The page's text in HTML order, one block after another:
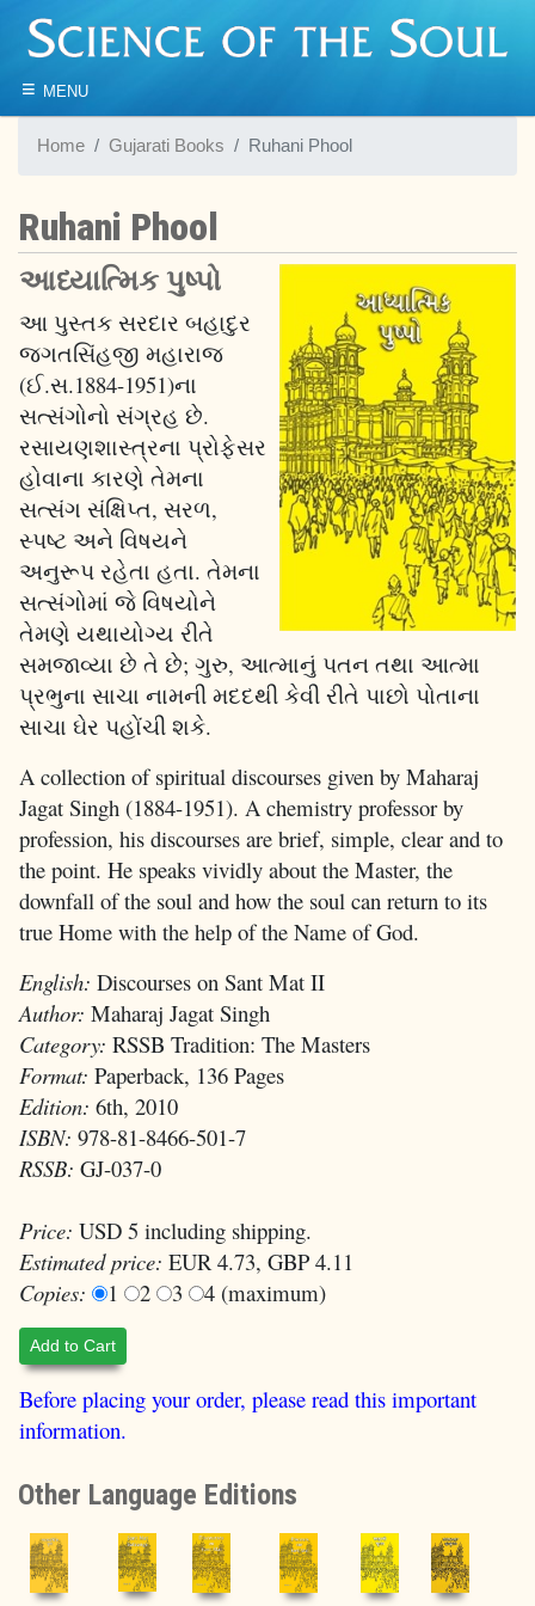
≡ MENU
Home Gujarati Books Ruhani Phool
Ruhani Phool
આધ્યાત્મિક પુષ્પો
આ પુસ્તક સરદાર બહાદુર
જગતસિંહજી મહારાજ
(ઈ.સ.1884-1951)ના
સત્સંગોનો સંગ્રહ છે.
રસાયણશાસ્ત્રના પ્રોફેસર
હોવાના કારણે તેમના
સત્સંગ સંક્ષિપ્ત, સરળ,
સ્પષ્ટ અને વિષયને
અનુરૂપ રહેતા હતા. તેમના
સત્સંગોમાં જે વિષયોને
તેમણે યથાયોગ્ય રીતે
સમજાવ્યા છે તે છે; ગુરુ, આત્માનું પતન તથા આત્મા
પ્રભુના સાચા નામની મદદથી કેવી રીતે પાછો પોતાના
સાચા ઘેર પહોંચી શકે.
A collection of spiritual discourses given by Maharaj
Jagat Singh (1884-1951). A chemistry professor by
profession, his discourses are brief, simple, clear and to
the point. He speaks vividly about the Master, the
downfall of the soul and how the soul can return to its
true Home with the help of the Name of God.
English: Discourses on Sant Mat II
Author: Maharaj Jagat Singh
Category: RSSB Tradition: The Masters
Format: Paperback, 136 Pages
Edition: 6th, 2010
ISBN: 978-81-8466-501-7
RSSB: GJ-037-0
Price: USD 5 including shipping.
Estimated price: EUR 4.73, GBP 4.11
Copies:
1 2 3 4 (maximum)
Add to Cart
Before placing your order, please read this important
information.
Other Language Editions